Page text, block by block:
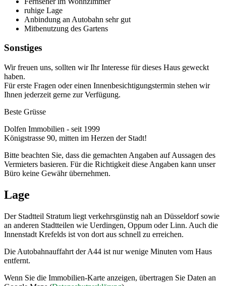
ruhige Lage
Anbindung an Autobahn sehr gut
Mitbenutzung des Gartens
Sonstiges
Wir freuen uns, sollten wir Ihr Interesse für dieses Haus geweckt
haben.
Für erste Fragen oder einen Innenbesichtigungstermin stehen wir
Ihnen jederzeit gerne zur Verfügung.
Beste Grüsse
Dolfen Immobilien - seit 1999
Königstrasse 90, mitten im Herzen der Stadt!
Bitte beachten Sie, dass die gemachten Angaben auf Aussagen des
Vermieters basieren. Für die Richtigkeit diese Angaben kann unser
Büro keine Gewähr übernehmen.
Lage
Der Stadtteil Stratum liegt verkehrsgünstig nah an Düsseldorf sowie
an anderen Stadtteilen wie Uerdingen, Oppum oder Linn. Auch die
Innenstadt Krefelds ist von dort aus schnell zu erreichen.
Die Autobahnauffahrt der A44 ist nur wenige Minuten vom Haus
entfernt.
Wenn Sie die Immobilien-Karte anzeigen, übertragen Sie Daten an